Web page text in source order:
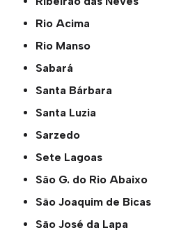
Rio Acima
Rio Manso
Sabará
Santa Bárbara
Santa Luzia
Sarzedo
Sete Lagoas
São G. do Rio Abaixo
São Joaquim de Bicas
São José da Lapa